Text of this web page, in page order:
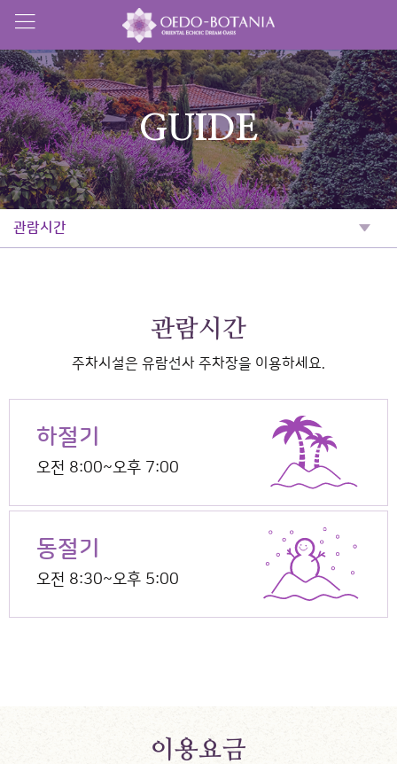
GUIDE
관람시간
관람시간
주차시설은 유람선사 주차장을 이용하세요.
하절기
오전 8:00~오후 7:00
동절기
오전 8:30~오후 5:00
이용요금